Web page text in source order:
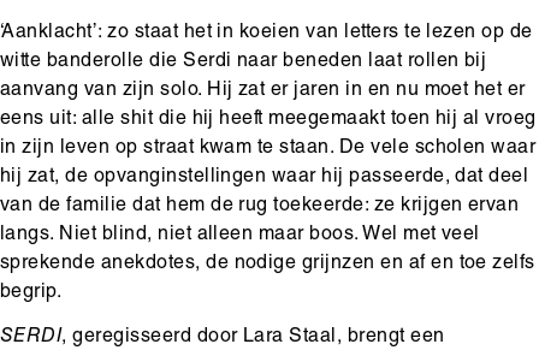
‘Aanklacht’: zo staat het in koeien van letters te lezen op de
witte banderolle die Serdi naar beneden laat rollen bij
aanvang van zijn solo. Hij zat er jaren in en nu moet het er
eens uit: alle shit die hij heeft meegemaakt toen hij al vroeg
in zijn leven op straat kwam te staan. De vele scholen waar
hij zat, de opvanginstellingen waar hij passeerde, dat deel
van de familie dat hem de rug toekeerde: ze krijgen ervan
langs. Niet blind, niet alleen maar boos. Wel met veel
sprekende anekdotes, de nodige grijnzen en af en toe zelfs
begrip.
SERDI, geregisseerd door Lara Staal, brengt een